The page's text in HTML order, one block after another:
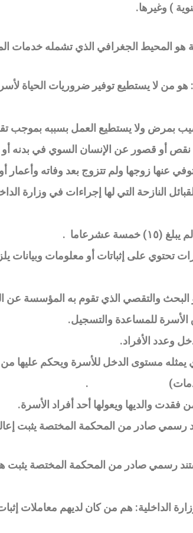
) وغيرها.
هو من لا يستطيع توفير ضروريات الحياة
بمرض ولا يستطيع العمل بسببه بموجب
نقص أو قصور عن الإنسان السوي في بدنه
عنها زوجها ولم تتزوج بعد وفاته وأعمار
القبائل النازحة التي لها إجراءات في وزارة
عشرعاما .
تحتوي على إثباتات أو معلومات وبيانات
البحث والتقصي الذي تقوم به المؤسسة عن
الأسرة للمساعدة والتسجيل.
يمثله مستوى الدخل للأسرة ويحكم عليها
.
والديها ويعولها أحد أفراد الأسرة.
رسمي صادر من المحكمة المختصة يثبت
الداخلية: هم من كان لديهم معاملات